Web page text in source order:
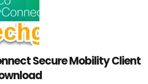
Secure Mobility Client